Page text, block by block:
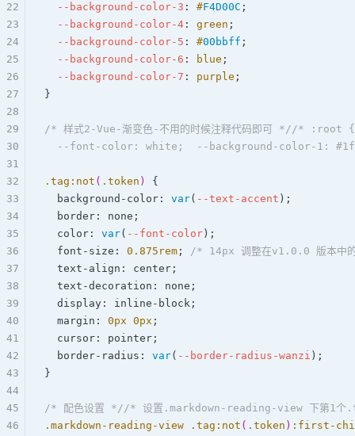
  --background-color-3
: #F4D00C ;
  --background-color-4
: green ;
  --background-color-5
: #00bbff ;
  --background-color-6
: blue ;
  --background-color-7
: purple ;
}
/* 样式2-Vue-渐变色-不用的时候注释代码即可 *//*
--font-color: white;  --background-color-1:
.tag :not ( .token )
{
  background-color:
var( --text-accent );
  border:
none ;
  color:
var( --font-color );
  font-size:
0.875 rem ;
/* 14px 调整在v1.0.0 版本中
  text-align:
center ;
  text-decoration:
none ;
  display:
inline-block ;
  margin:
0px 0px ;
  cursor:
pointer ;
  border-radius:
var( --border-radius-wanzi );
}
/* 配色设置 *//* 设置.markdown-reading-view 下第1个
.markdown-reading-view .tag :not ( .token ) :first-
22
23
24
25
26
27
28
29
30
31
32
33
34
35
36
37
38
39
40
41
42
43
44
45
46